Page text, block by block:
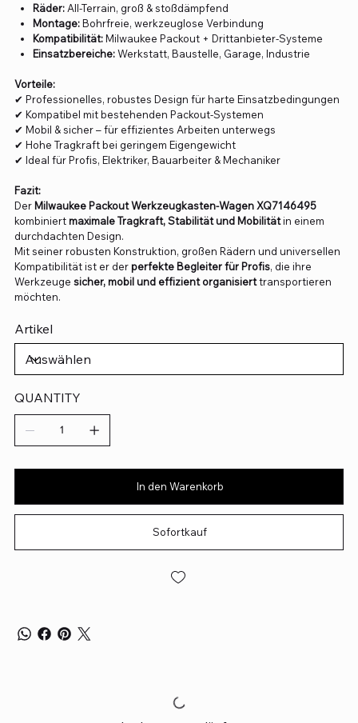
Räder: All-Terrain, groß & stoßdämpfend
Montage:Bohrfreie, werkzeuglose Verbindung
Kompatibilität:Milwaukee Packout + Drittanbieter-Systeme
Einsatzbereiche:Werkstatt, Baustelle, Garage, Industrie
Vorteile:
✔ Professionelles, robustes Design für harte Einsatzbedingungen
✔ Kompatibel mit bestehenden Packout-Systemen
✔ Mobil & sicher – für effizientes Arbeiten unterwegs
✔ Hohe Tragkraft bei geringem Eigengewicht
✔ Ideal für Profis, Elektriker, Bauarbeiter & Mechaniker
Fazit:
Der Milwaukee Packout Werkzeugkasten-Wagen XQ7146495
kombiniertmaximale Tragkraft, Stabilität und Mobilitätin einem
durchdachten Design.
Mit seiner robusten Konstruktion, großen Rädern und universellen
Kompatibilität ist er derperfekte Begleiter für Profis, die ihre
Werkzeuge sicher, mobil und effizient organisierttransportieren
möchten.
Artikel
QUANTITY
In den Warenkorb
Sofortkauf